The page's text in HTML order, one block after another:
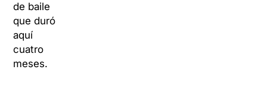
de baile
que duró
aquí
cuatro
meses.